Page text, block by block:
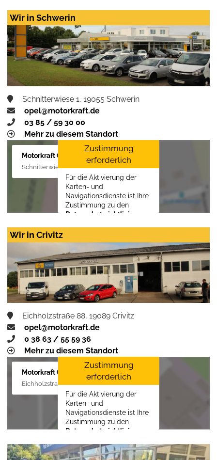
Wir in Schwerin
Schnitterwiese 1, 19055 Schwerin
opel@motorkraft.de
03 85 / 59 30 00
Mehr zu diesem Standort
Motorkraft GmbH
Schnitterwiese 1, 19055 Schwerin
Zustimmung
erforderlich
Für die Aktivierung der
Karten- und
Navigationsdienste ist Ihre
Zustimmung zu den
Datenschutzrichtlinien
Zustimmen und
aktivieren
Wir in Crivitz
Eichholzstraße 88, 19089 Crivitz
opel@motorkraft.de
0 38 63 / 55 59 36
Mehr zu diesem Standort
Motorkraft GmbH
Eichholzstraße 88, 19089 Crivitz
Zustimmung
erforderlich
Für die Aktivierung der
Karten- und
Navigationsdienste ist Ihre
Zustimmung zu den
Datenschutzrichtlinien
LLCerforderlich.